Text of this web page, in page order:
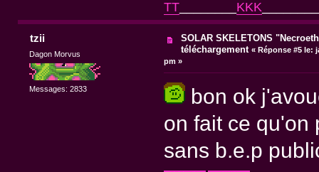
TT________ KKK________
tzii
Dagon Morvus
Messages: 2833
SOLAR SKELETONS
téléchargement « Réponse #5 le:
pm »
bon ok
on fait ce qu'on
sans b.e.p